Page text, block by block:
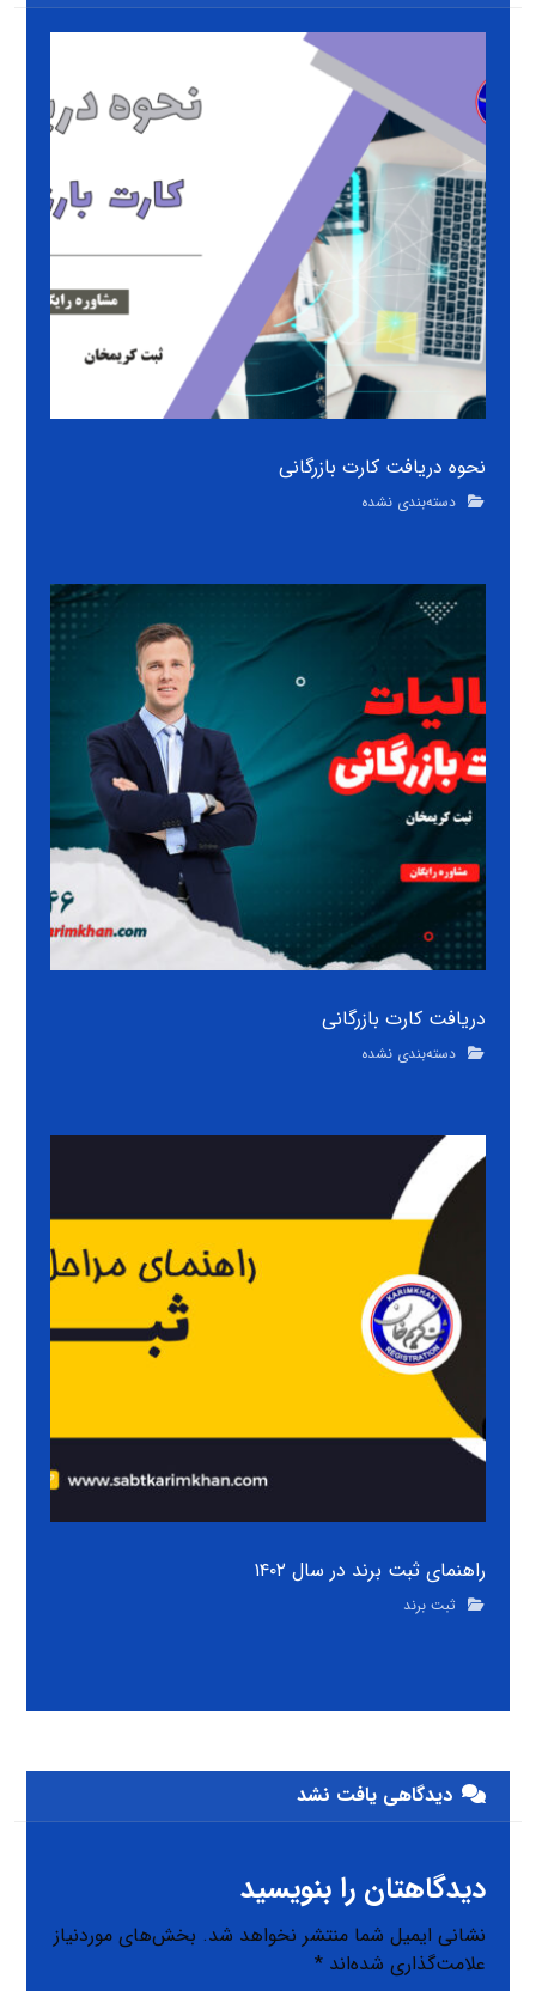
نحوه دریافت کارت بازرگانی
دسته‌بندی نشده
دریافت کارت بازرگانی
دسته‌بندی نشده
راهنمای ثبت برند در سال ۱۴۰۲
ثبت برند
دیدگاهی یافت نشد
دیدگاهتان را بنویسید
نشانی ایمیل شما منتشر نخواهد شد. بخش‌های موردنیاز
علامت‌گذاری شده‌اند*